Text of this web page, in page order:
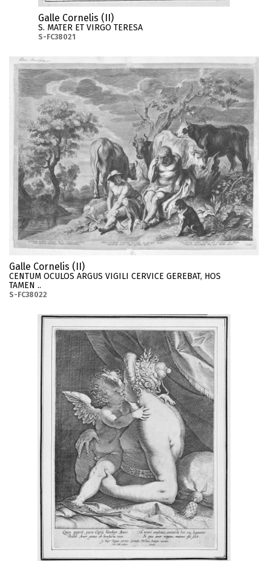
Galle Cornelis (II)
S. MATER ET VIRGO TERESA
S-FC38021
Galle Cornelis (II)
CENTUM OCULOS ARGUS VIGILI CERVICE GEREBAT, HOS
TAMEN ..
S-FC38022